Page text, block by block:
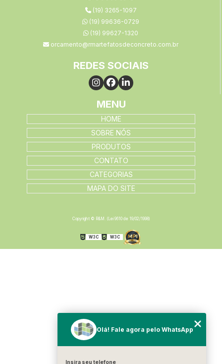
(19) 3265-1097
(19) 99636-0729
(19) 99627-1320
orcamento@rmartefatosdeconcreto.com.br
REDES SOCIAIS
MENU
HOME
SOBRE NÓS
PRODUTOS
CONTATO
CATEGORIAS
MAPA DO SITE
Copyright © R&M. (Lei 9610 de 19/02/1998)
W3C W3C
Olá! Fale agora pelo WhatsApp
Insira seu telefone